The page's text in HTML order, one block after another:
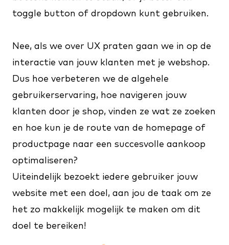
toggle button of dropdown kunt gebruiken.
Nee, als we over UX praten gaan we in op de
interactie van jouw klanten met je webshop.
Dus hoe verbeteren we de algehele
gebruikerservaring, hoe navigeren jouw
klanten door je shop, vinden ze wat ze zoeken
en hoe kun je de route van de homepage of
productpage naar een succesvolle aankoop
optimaliseren?
Uiteindelijk bezoekt iedere gebruiker jouw
website met een doel, aan jou de taak om ze
het zo makkelijk mogelijk te maken om dit
doel te bereiken!